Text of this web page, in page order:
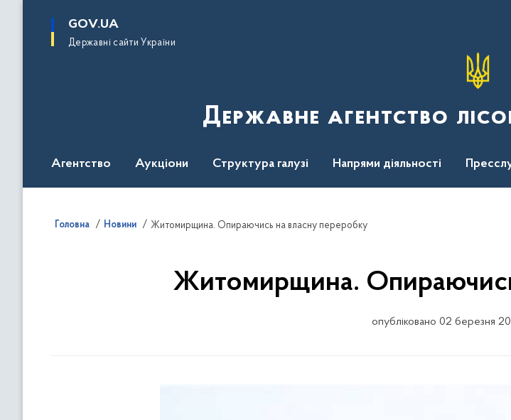
основного
GOV.UA
Державні сайти України
Державне агентство
Агентство Аукціони Структура галузі Напрями діяльності
Головна Новини Житомирщина. Опираючись на власну переробку
Житомирщина.
опубліковано 02 березня